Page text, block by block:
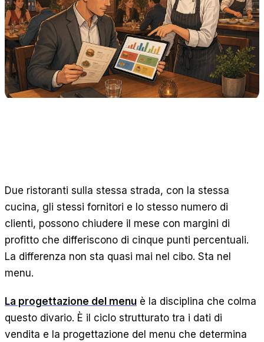
Tableview contro Square
Tableview contro Lightspeed
RISORSE
Blog
INIZIA
Prezzi
Contatti
Lavora con noi
Prenota una demo
Due ristoranti sulla stessa strada, con la stessa
cucina, gli stessi fornitori e lo stesso numero di
clienti, possono chiudere il mese con margini di
profitto che differiscono di cinque punti percentuali.
La differenza non sta quasi mai nel cibo. Sta nel
menu.
La progettazione del menu è la disciplina che colma
questo divario. È il ciclo strutturato tra i dati di
vendita e la progettazione del menu che determina